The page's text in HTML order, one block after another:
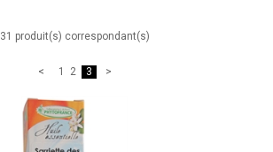
31 produit(s) correspondant(s)
1 2 3